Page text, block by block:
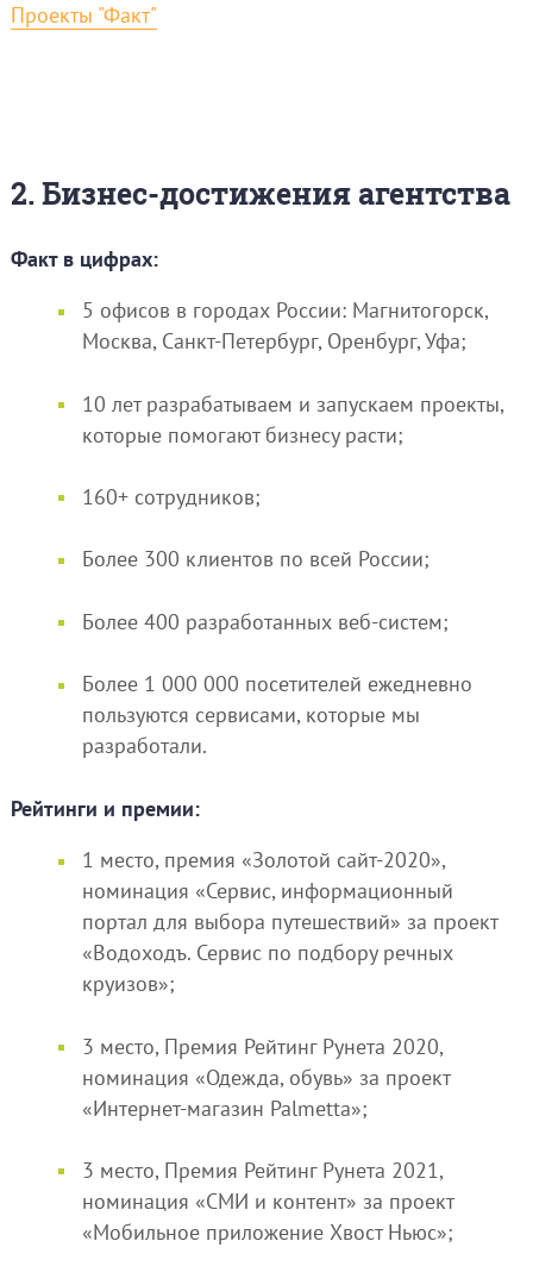
Проекты "Факт"
2. Бизнес-достижения агентства
Факт в цифрах:
5 офисов в городах России: Магнитогорск,
Москва, Санкт-Петербург, Оренбург, Уфа;
10 лет разрабатываем и запускаем проекты,
которые помогают бизнесу расти;
160+ сотрудников;
Более 300 клиентов по всей России;
Более 400 разработанных веб-систем;
Более 1 000 000 посетителей ежедневно
пользуются сервисами, которые мы
разработали.
Рейтинги и премии:
1 место, премия «Золотой сайт-2020»,
номинация «Сервис, информационный
портал для выбора путешествий» за проект
«Водоходъ. Сервис по подбору речных
круизов»;
3 место, Премия Рейтинг Рунета 2020,
номинация «Одежда, обувь» за проект
«Интернет-магазин Palmetta»;
3 место, Премия Рейтинг Рунета 2021,
номинация «СМИ и контент» за проект
«Мобильное приложение Хвост Ньюс»;